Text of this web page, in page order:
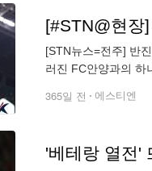
[STN뉴스=전주] 반
러진 FC안양과의 하
365일 전 에스티엔
'베테랑 열전'